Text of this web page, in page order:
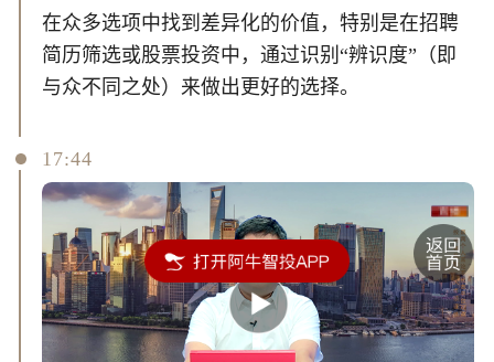
在众多选项中找到差异化的价值，特别是在招聘
简历筛选或股票投资中，通过识别“辨识度”（即
与众不同之处）来做出更好的选择。
17:44